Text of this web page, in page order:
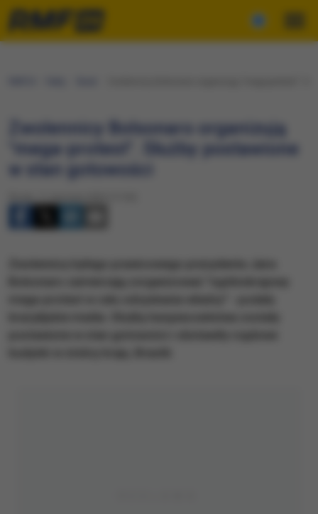
Zwolennicy Bolsonaro organizują
"mega-protest". Służby postawione
w stan gotowości